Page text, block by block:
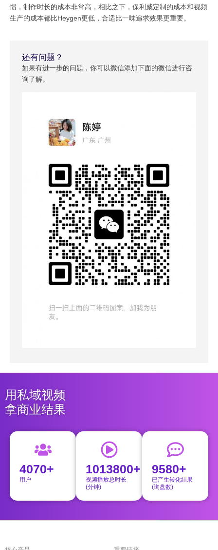
惯，制作时长的成本非常高，相比之下，保利威定制的成本和视频
生产的成本都比Heygen更低，合适比一味追求效果更重要。
还有问题？
如果有进一步的问题，你可以微信添加下面的微信进行咨
询了解。
用私域视频
拿商业结果
4070+
用户
1013800+
视频播放总时长
(分钟)
9580+
已产生转化结果
(询盘数)